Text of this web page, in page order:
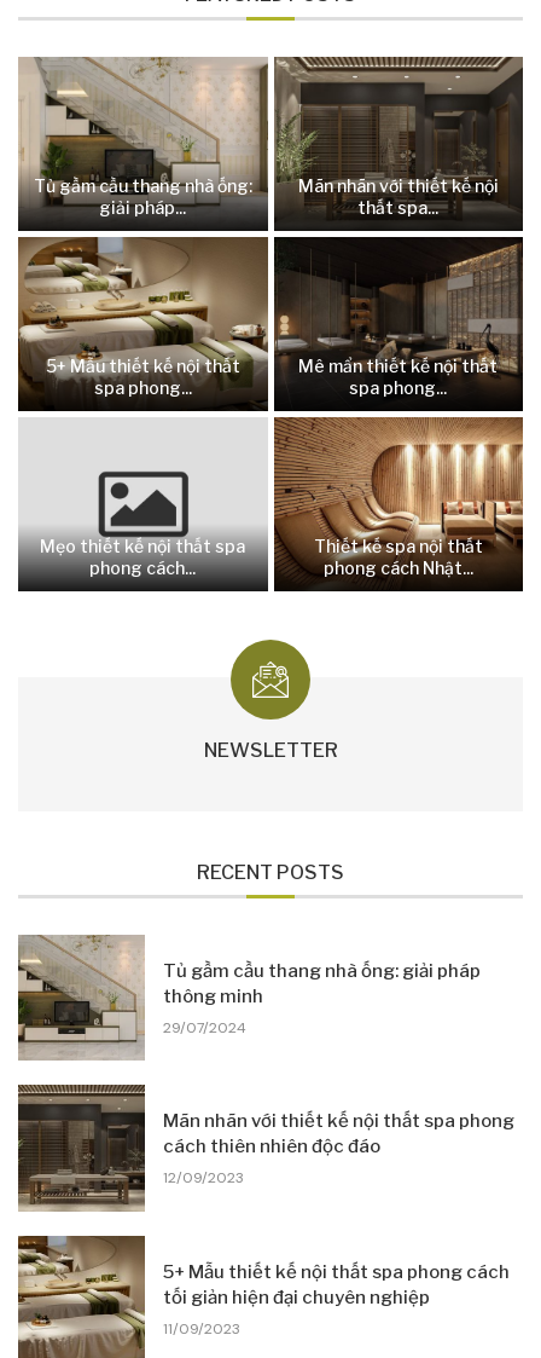
Tủ gầm cầu thang nhà ống:
giải pháp...
Mãn nhãn với thiết kế nội
thất spa...
5+ Mẫu thiết kế nội thất
spa phong...
Mê mẩn thiết kế nội thất
spa phong...
Mẹo thiết kế nội thất spa
phong cách...
Thiết kế spa nội thất
phong cách Nhật...
NEWSLETTER
RECENT POSTS
Tủ gầm cầu thang nhà ống: giải pháp
thông minh
29/07/2024
Mãn nhãn với thiết kế nội thất spa phong
cách thiên nhiên độc đáo
12/09/2023
5+ Mẫu thiết kế nội thất spa phong cách
tối giản hiện đại chuyên nghiệp
11/09/2023